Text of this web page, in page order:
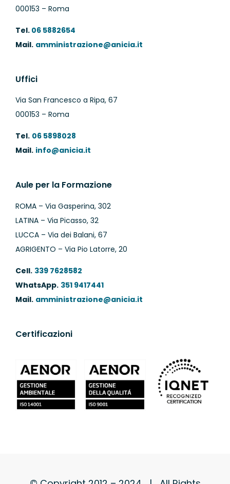
000153 – Roma
Tel.06 5882654
Mail. amministrazione@anicia.it
Uffici
Via San Francesco a Ripa, 67
000153 – Roma
Tel. 06 5898028
Mail. info@anicia.it
Aule per la Formazione
ROMA – Via Gasperina, 302
LATINA – Via Picasso, 32
LUCCA – Via dei Balani, 67
AGRIGENTO – Via Pio Latorre, 20
Cell. 339 7628582
WhatsApp. 351 9417441
Mail. amministrazione@anicia.it
Certificazioni